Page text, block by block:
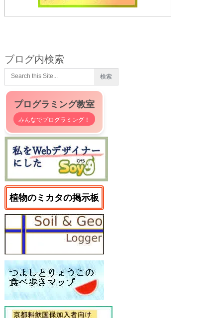
ブログ内検索
プログラミング教室
みんなでプログラミング！
植物のミカタの掲示板